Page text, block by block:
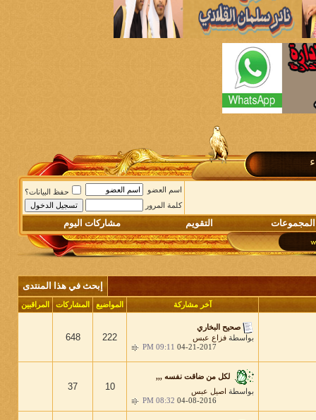
اسم العضو
حفظ البيانات؟
كلمة المرور
المجموعات التقويم مشاركات اليوم
إبحث في هذا المنتدى
آخر مشاركة المواضيع المشاركات المراقبين
صحيح البخاري
بواسطة فزاع عبس
04-21-2017
09:11 PM
222
648
لكل من ضاقت نفسه ,,,
بواسطة اصيل عبس
04-08-2016
08:32 PM
10
37